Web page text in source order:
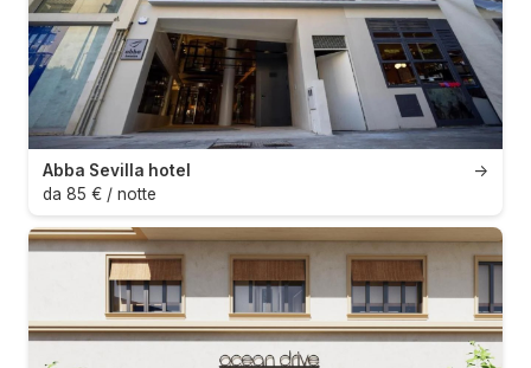
→
Abba Sevilla hotel
da 85 € / notte